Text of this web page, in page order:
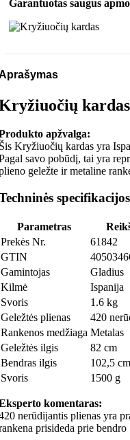
Garantuotas saugus
apžvalga:
Kryžiuočių kardas yra
savo pobūdį, tai yra
geležte ir metaline
specifikacijos
Parametras
Prekės Nr.
61842
GTIN
Gamintojas
Gladius
Kilmė
Ispanija
Svoris
1.6 kg
Geležtės plienas
420
Rankenos medžiaga Metalas
Geležtės ilgis
82 cm
Bendras ilgis
102,5 cm
Svoris
1500 g
komentaras:
nerūdijantis plienas yra
prisideda prie